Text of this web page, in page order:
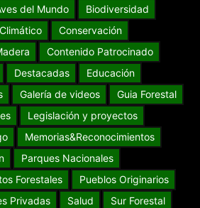
del Mundo
Biodiversidad
Conservación
Contenido Patrocinado
Destacadas
Educación
Galería de videos
Guia Forestal
Legislación y proyectos
Memorias&Reconocimientos
Parques Nacionales
Forestales
Pueblos Originarios
Privadas
Salud
Sur Forestal